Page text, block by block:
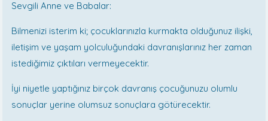
Sevgili Anne ve Babalar:
Bilmenizi isterim ki; çocuklarınızla kurmakta olduğunuz ilişki,
iletişim ve yaşam yolculuğundaki davranışlarınız her zaman
istediğimiz çıktıları vermeyecektir.
İyi niyetle yaptığınız birçok davranış çocuğunuzu olumlu
sonuçlar yerine olumsuz sonuçlara götürecektir.